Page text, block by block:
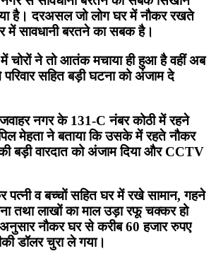
है। दरअसल जो लोग घर में नौकर रखते
सावधानी बरतने का सबक है।
चोरों ने तो आतंक मचाया ही हुआ है वहीं अब
सहित बड़ी घटना को अंजाम दे
नगर के 131-C नंबर कोठी में रहने
मेहता ने बताया कि उसके में रहते नौकर
की बड़ी वारदात को अंजाम दिया और CCTV
पत्नी व बच्चों सहित घर में रखे सामान, गहने
तथा लाखों का माल उड़ा रफू चक्कर हो
नौकर घर से करीब 60 हजार रुपए
डॉलर चुरा ले गया।